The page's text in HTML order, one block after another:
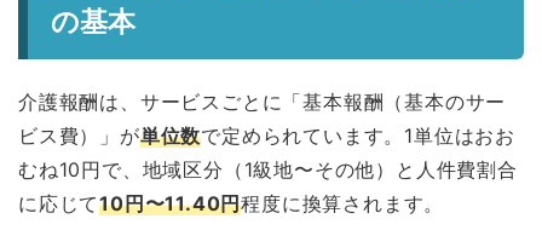
の基本
介護報酬は、サービスごとに「基本報酬（基本のサー
ビス費）」が単位数で定められています。1単位はおお
むね10円で、地域区分（1級地〜その他）と人件費割合
に応じて10円〜11.40円程度に換算されます。